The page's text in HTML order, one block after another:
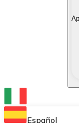
Acquista le
Converti le
Scambia una
Conserva le
Español